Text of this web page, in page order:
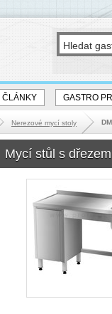
ČLÁNKY GASTRO
Nerezové mycí stoly
Mycí stůl s